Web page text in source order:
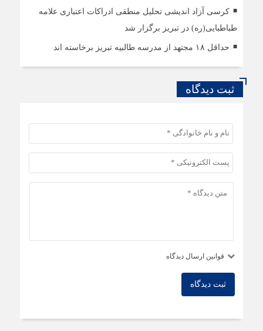
کرسی آزاد اندیشی تحلیل منطقی ادراکات اعتباری علامه
طباطبایی(ره) در تبریز برگزار شد
حداقل ۱۸ مجتهد از مدرسه طالبیه تبریز برخاسته اند
ثبت دیدگاه
قوانین ارسال دیدگاه
ثبت دیدگاه